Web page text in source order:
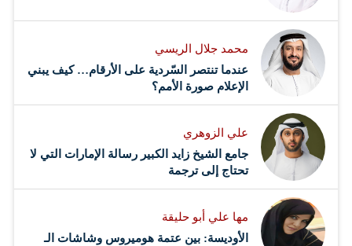
محمد جلال الريسي
عندما تنتصر السّردية على الأرقام… كيف يبني
الإعلام صورة الأمم؟
علي الزوهري
جامع الشيخ زايد الكبير رسالة الإمارات التي لا
تحتاج إلى ترجمة
مها علي أبو حليقة
الأوديسة: بين عتمة هوميروس وشاشات الـ